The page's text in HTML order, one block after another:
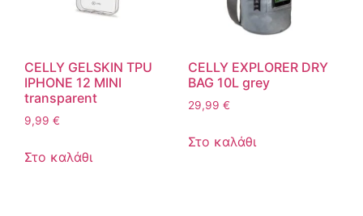
CELLY GELSKIN TPU
IPHONE 12 MINI
transparent
9,99 €
Στο καλάθι
CELLY EXPLORER DRY
BAG 10L grey
29,99 €
Στο καλάθι